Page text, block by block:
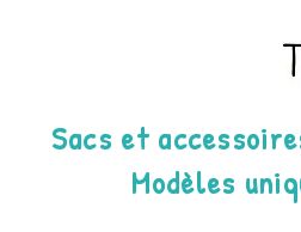
Sacs et
Modèles